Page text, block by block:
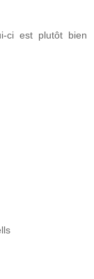
ci est plutôt bien